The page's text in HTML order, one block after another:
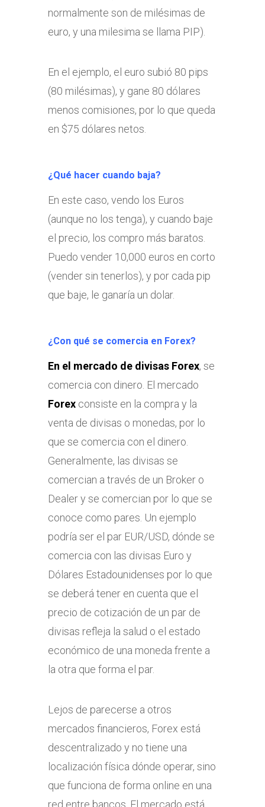
normalmente son de milésimas de
euro, y una milesima se llama PIP).
En el ejemplo, el euro subió 80 pips
(80 milésimas), y gane 80 dólares
menos comisiones, por lo que queda
en $75 dólares netos.
¿Qué hacer cuando baja?
En este caso, vendo los Euros
(aunque no los tenga), y cuando baje
el precio, los compro más baratos.
Puedo vender 10,000 euros en corto
(vender sin tenerlos), y por cada pip
que baje, le ganaría un dolar.
¿Con qué se comercia en Forex?
En el mercado de divisas Forex, se
comercia con dinero. El mercado
Forexconsiste en la compra y la
venta de divisas o monedas, por lo
que se comercia con el dinero.
Generalmente, las divisas se
comercian a través de un Broker o
Dealer y se comercian por lo que se
conoce como pares. Un ejemplo
podría ser el par EUR/USD, dónde se
comercia con las divisas Euro y
Dólares Estadounidenses por lo que
se deberá tener en cuenta que el
precio de cotización de un par de
divisas refleja la salud o el estado
económico de una moneda frente a
la otra que forma el par.
Lejos de parecerse a otros
mercados financieros, Forex está
descentralizado y no tiene una
localización física dónde operar, sino
que funciona de forma online en una
red entre bancos. El mercado está